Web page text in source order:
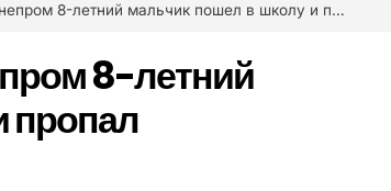
8-летний мальчик пошел в школу и пропал (обновлено)
8-летний
пропал